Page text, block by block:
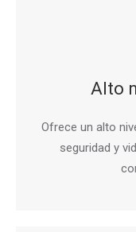
Alto
Ofrece un alto
seguridad y